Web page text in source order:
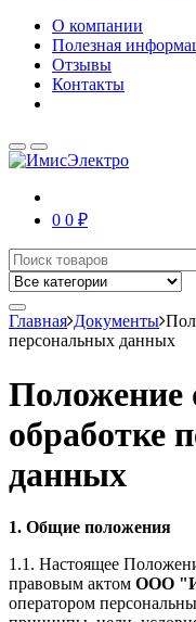
О компании
Полезная
Отзывы
Контакты
0 0 ₽
Главная Документы
персональных данных
Положение
обработке
данных
1. Общие положения
1.1. Настоящее
правовым актом ООО
оператором